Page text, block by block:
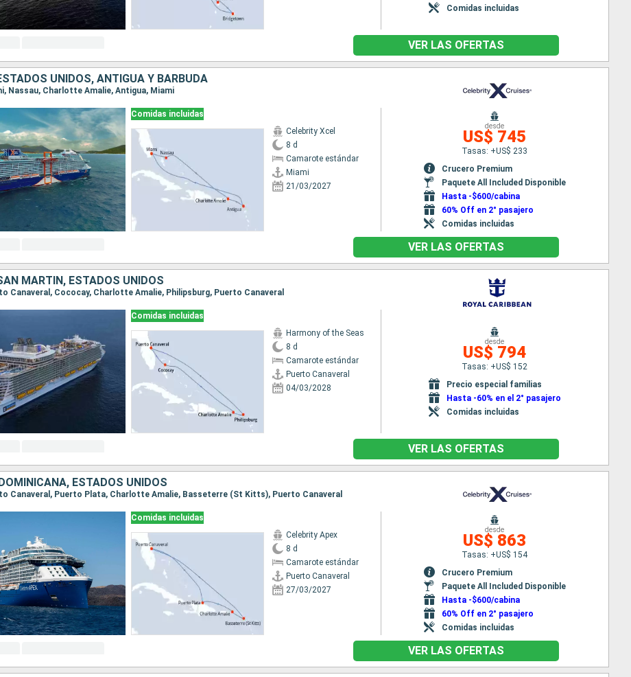
Comidas incluidas
VER LAS OFERTAS
UNIDOS, ANTIGUA Y BARBUDA
Nassau, Charlotte Amalie, Antigua, Miami
Comidas incluidas
Celebrity Xcel
8 d
Camarote estándar
Miami
21/03/2027
desde
US$ 745
Tasas: +US$ 233
Crucero Premium
Paquete All Included Disponible
Hasta -$600/cabina
60% Off en 2° pasajero
Comidas incluidas
VER LAS OFERTAS
MARTÍN, ESTADOS UNIDOS
Canaveral, Cococay, Charlotte Amalie, Philipsburg, Puerto Canaveral
Comidas incluidas
Harmony of the Seas
8 d
Camarote estándar
Puerto Canaveral
04/03/2028
desde
US$ 794
Tasas: +US$ 152
Precio especial familias
Hasta -60% en el 2° pasajero
Comidas incluidas
VER LAS OFERTAS
ESTADOS UNIDOS
Canaveral, Puerto Plata, Charlotte Amalie, Basseterre (St Kitts), Puerto Canaveral
Comidas incluidas
Celebrity Apex
8 d
Camarote estándar
Puerto Canaveral
27/03/2027
desde
US$ 863
Tasas: +US$ 154
Crucero Premium
Paquete All Included Disponible
Hasta -$600/cabina
60% Off en 2° pasajero
Comidas incluidas
VER LAS OFERTAS